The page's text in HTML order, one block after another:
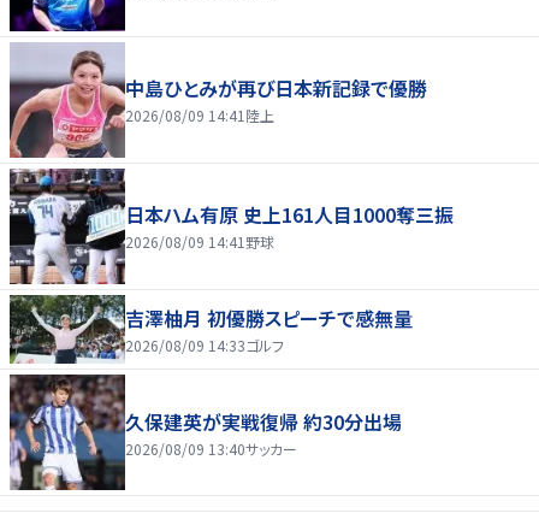
中島ひとみが再び日本新記録で優勝
2026/08/09 14:41 陸上
日本ハム有原 史上161人目1000奪三振
2026/08/09 14:41 野球
吉澤柚月 初優勝スピーチで感無量
2026/08/09 14:33ゴルフ
久保建英が実戦復帰 約30分出場
2026/08/09 13:40サッカー